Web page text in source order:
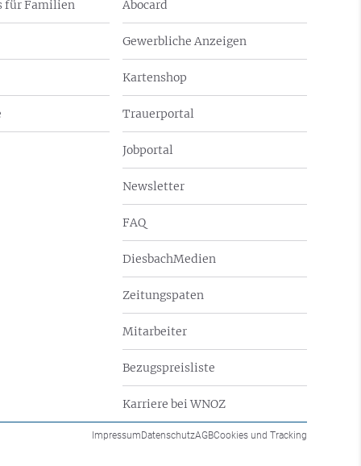
für Familien Abocard
Gewerbliche Anzeigen
Kartenshop
Trauerportal
Jobportal
Newsletter
FAQ
DiesbachMedien
Zeitungspaten
Mitarbeiter
Bezugspreisliste
Karriere bei WNOZ
ImpressumDatenschutzAGBCookies und Tracking